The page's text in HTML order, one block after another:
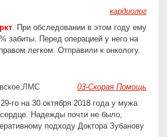
кардиолог
. При обследовании в этом году ему
забиты. Перед операцией у него на
легком. Отправили к онкологу.
03-Скорая Помощь
го на 30 октября 2018 года у мужа
Надежды почти не было,
подходу Доктора Зубанову